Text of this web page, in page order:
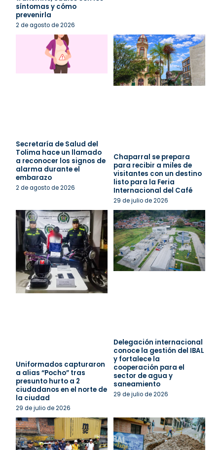
síntomas y cómo
prevenirla
2 de agosto de 2026
Secretaría de Salud del
Tolima hace un llamado
a reconocer los signos de
alarma durante el
embarazo
2 de agosto de 2026
Chaparral se prepara
para recibir a miles de
visitantes con un destino
listo para la Feria
Internacional del Café
29 de julio de 2026
Uniformados capturaron
a alias “Pocho” tras
presunto hurto a 2
ciudadanos en el norte de
la ciudad
29 de julio de 2026
Delegación internacional
conoce la gestión del IBAL
y fortalece la
cooperación para el
sector de agua y
saneamiento
29 de julio de 2026